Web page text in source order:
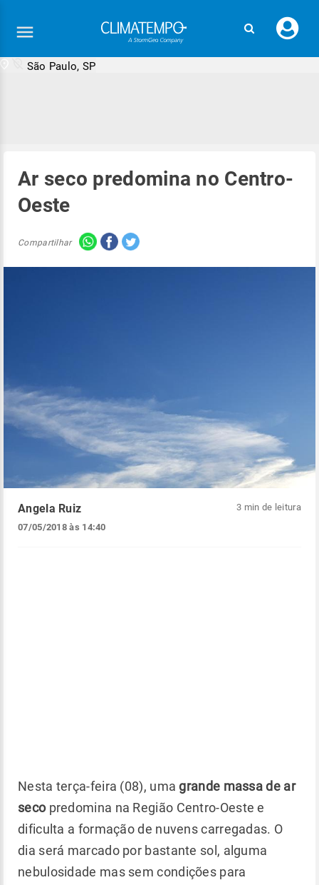
seu
São Paulo, SP
Ar seco predomina no Centro-
Oeste
Compartilhar
Angela Ruiz
07/05/2018 às 14:40
3 min de leitura
Nesta terça-feira (08), umagrande massa de ar
secopredomina na Região Centro-Oeste e
dificulta a formação de nuvens carregadas. O
dia será marcado por bastante sol, alguma
nebulosidade mas sem condições para